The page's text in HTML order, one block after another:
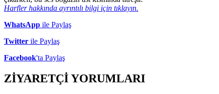
Harfler hakkında ayrıntılı bilgi için tıklayın.
WhatsApp ile Paylaş
Twitter ile Paylaş
Facebook'ta Paylaş
ZİYARETÇİ YORUMLARI